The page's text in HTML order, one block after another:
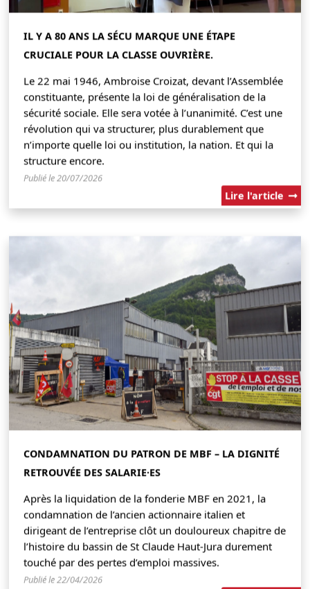
IL Y A 80 ANS LA SÉCU MARQUE UNE ÉTAPE
CRUCIALE POUR LA CLASSE OUVRIÈRE.
Le 22 mai 1946, Ambroise Croizat, devant l’Assemblée
constituante, présente la loi de généralisation de la
sécurité sociale. Elle sera votée à l’unanimité. C’est une
révolution qui va structurer, plus durablement que
n’importe quelle loi ou institution, la nation. Et qui la
structure encore.
Publié le 20/07/2026
Lire l'article
CONDAMNATION DU PATRON DE MBF – LA DIGNITÉ
RETROUVÉE DES SALARIE·ES
Après la liquidation de la fonderie MBF en 2021, la
condamnation de l’ancien actionnaire italien et
dirigeant de l’entreprise clôt un douloureux chapitre de
l’histoire du bassin de St Claude Haut-Jura durement
touché par des pertes d’emploi massives.
Publié le 22/04/2026